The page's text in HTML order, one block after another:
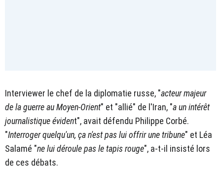
Interviewer le chef de la diplomatie russe, "acteur majeur
de la guerre au Moyen-Orient" et "allié" de l'Iran, "a un intérêt
journalistique évident", avait défendu Philippe Corbé.
"Interroger quelqu'un, ça n'est pas lui offrir une tribune" et Léa
Salamé "ne lui déroule pas le tapis rouge", a-t-il insisté lors
de ces débats.